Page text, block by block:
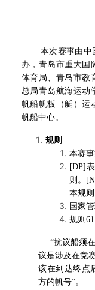
本次赛事由中
办，青岛市重大国
体育局、青岛市教
总局青岛航海运动
帆船帆板（艇）运
帆船中心。
规则
本赛
[DP]
则。
本规则
国家
规则
“抗议船须在
议是涉及在竞
该在到达终点
方的帆号”。